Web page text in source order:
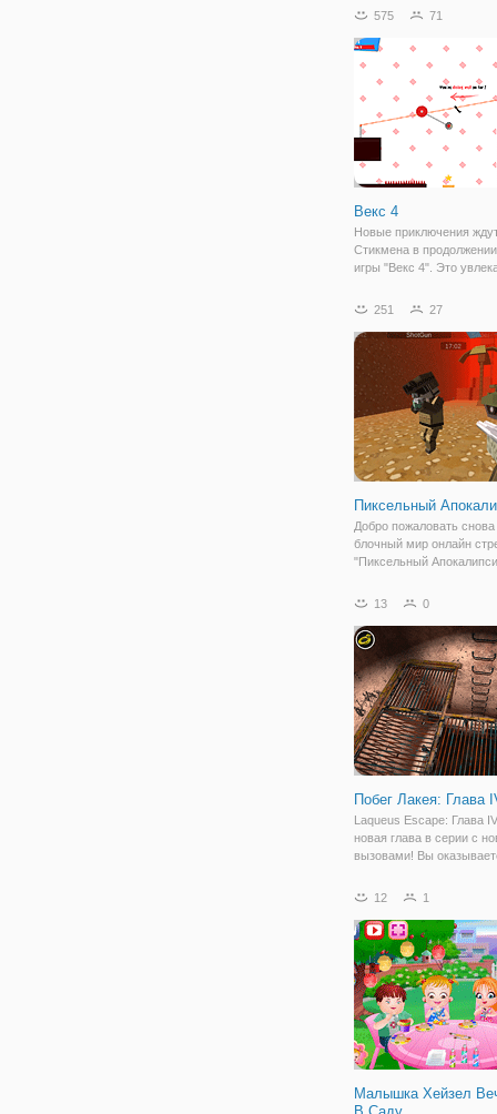
продолжаем
девочка решила
рыбалку вместе со
мы поможем им
575 71
Векс 4
Новые приключения
Стикмена в
игры "Векс 4". Это
платформера-бродилки.
локации, напоминающий
лабиринт,
251 27
Пиксельный
Добро пожаловать снова
блочный мир онлайн
"Пиксельный
у вас больше
выберите карту и
усмотрение. Можете
13 0
Побег Лакея: Глава
Laqueus Escape: Глава
новая глава в серии с
вызовами! Вы
нижней палубой, чтобы
Вам нужно выяснить и
путь.
12 1
Малышка Хейзел